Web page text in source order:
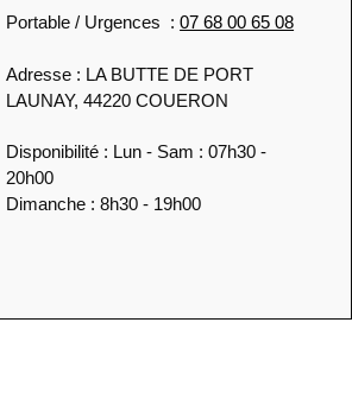
Portable / Urgences :07 68 00 65 08
Adresse : LA BUTTE DE PORT
LAUNAY, 44220 COUERON
Disponibilité : Lun - Sam : 07h30 -
20h00
Dimanche : 8h30 - 19h00